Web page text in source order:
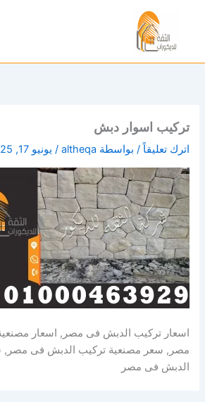
المحتوى
تركيب اسوار دبش
اترك تعليقاً / بواسطة altheqa
/ يونيو 17, 2025
اسعار تركيب الدبش فى مصر, اسعار
مصر, سعر مصنعية تركيب الدبش فى مصر,
الدبش فى مصر